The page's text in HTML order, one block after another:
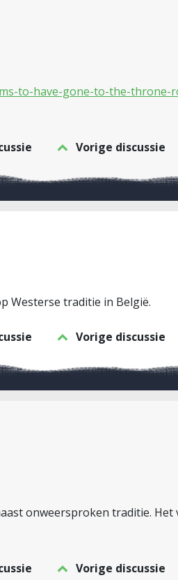
to-have-gone-to-the-throne-
Vorige discussie
Westerse traditie in België.
Vorige discussie
onweersproken traditie.
Vorige discussie